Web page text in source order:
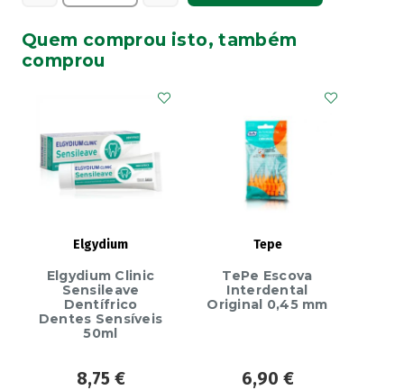
Intense
Colutório
Quem comprou isto, também
comprou
Elgydium
Elgydium Clinic
Sensileave
Dentífrico
Dentes Sensíveis
50ml
8,75 €
Tepe
TePe Escova
Interdental
Original 0,45 mm
6,90 €